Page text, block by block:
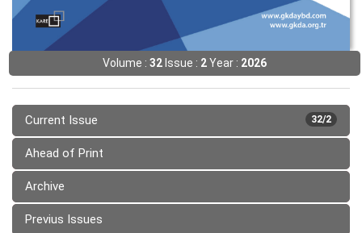
Volume : 32Issue : 2Year : 2026
32/2
Current Issue
Ahead of Print
Archive
Previus Issues